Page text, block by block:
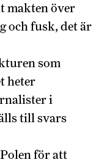
makten över
och fusk, det är
som
heter
i
till svars
för att